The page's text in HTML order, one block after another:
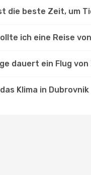
die beste Zeit, um
ich eine Reise
dauert ein Flug
Klima in